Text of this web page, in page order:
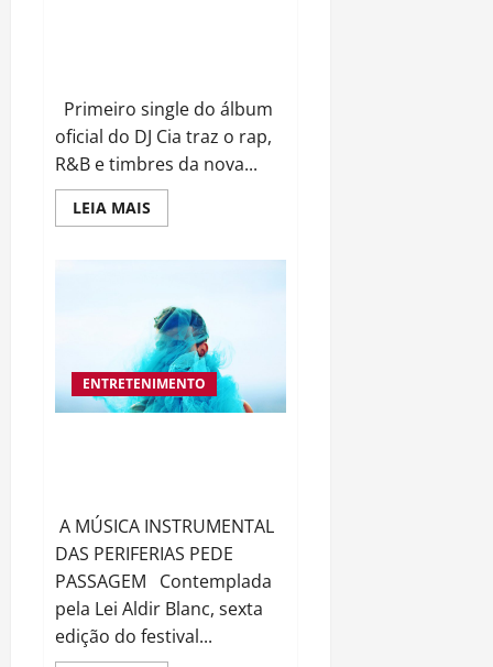
Primeiro single do álbum
oficial do DJ Cia traz o rap,
R&B e timbres da nova...
LEIA MAISRead
more
single
de
seu
álbum
solo,
com
Cynthia
ENTRETENIMENTO
A MÚSICA INSTRUMENTAL
DAS PERIFERIAS PEDE
PASSAGEM Contemplada
pela Lei Aldir Blanc, sexta
edição do festival...